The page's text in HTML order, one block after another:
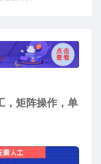
，矩阵操作，单